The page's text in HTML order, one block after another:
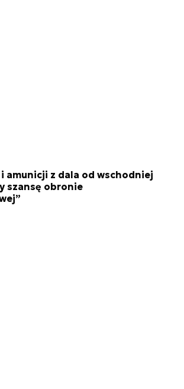
amunicji z dala od wschodniej
szansę obronie